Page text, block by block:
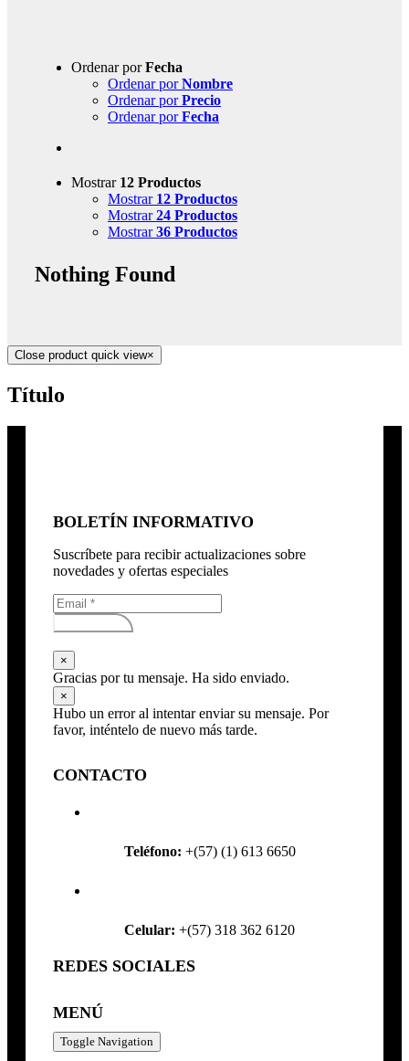
Ordenar porFecha
Ordenar porNombre
Ordenar porPrecio
Ordenar porFecha
Mostrar 12 Productos
Mostrar 12 Productos
Mostrar24 Productos
Mostrar36 Productos
Nothing Found
Close product quick view×
Título
BOLETÍN INFORMATIVO
Suscríbete para recibir actualizaciones sobre
novedades y ofertas especiales
Subscribirse
×
Gracias por tu mensaje. Ha sido enviado.
×
Hubo un error al intentar enviar su mensaje. Por
favor, inténtelo de nuevo más tarde.
CONTACTO
Teléfono: +(57) (1) 613 6650
Celular: +(57) 318 362 6120
REDES SOCIALES
MENÚ
Toggle Navigation